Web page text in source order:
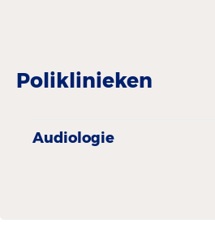
Poliklinieken
Audiologie